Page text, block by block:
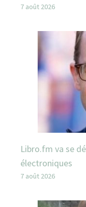
7 août 2026
Libro.fm va se
électroniques
7 août 2026